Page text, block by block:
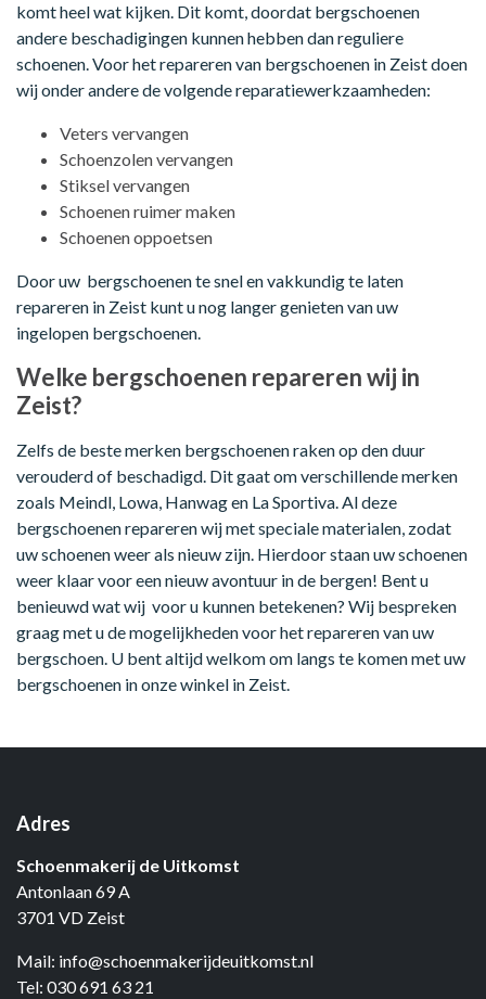
komt heel wat kijken. Dit komt, doordat bergschoenen
andere beschadigingen kunnen hebben dan reguliere
schoenen. Voor het repareren van bergschoenen in Zeist doen
wij onder andere de volgende reparatiewerkzaamheden:
Veters vervangen
Schoenzolen vervangen
Stiksel vervangen
Schoenen ruimer maken
Schoenen oppoetsen
Door uw bergschoenen te snel en vakkundig te laten
repareren in Zeist kunt u nog langer genieten van uw
ingelopen bergschoenen.
Welke bergschoenen repareren wij in
Zeist?
Zelfs de beste merken bergschoenen raken op den duur
verouderd of beschadigd. Dit gaat om verschillende merken
zoals Meindl, Lowa, Hanwag en La Sportiva. Al deze
bergschoenen repareren wij met speciale materialen, zodat
uw schoenen weer als nieuw zijn. Hierdoor staan uw schoenen
weer klaar voor een nieuw avontuur in de bergen! Bent u
benieuwd wat wij voor u kunnen betekenen? Wij bespreken
graag met u de mogelijkheden voor het repareren van uw
bergschoen. U bent altijd welkom om langs te komen met uw
bergschoenen in onze winkel in Zeist.
Adres
Schoenmakerij de Uitkomst
Antonlaan 69 A
3701 VD Zeist
Mail: info@schoenmakerijdeuitkomst.nl
Tel: 030 691 63 21